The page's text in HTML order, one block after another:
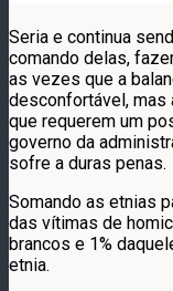
Seria e continua
comando delas,
as vezes que a
desconfortável, mas
que requerem um
governo da
sofre a duras penas.
Somando as etnias
das vítimas de
brancos e 1%
etnia.